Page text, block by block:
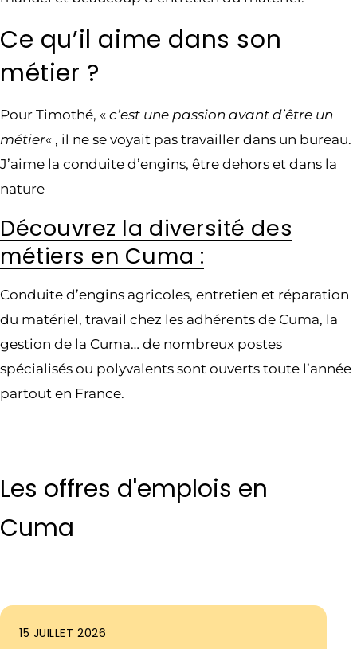
Ce qu’il aime dans son
métier ?
Pour Timothé, « c’est une passion avant d’être un
métier« , il ne se voyait pas travailler dans un bureau.
J’aime la conduite d’engins, être dehors et dans la
nature
Découvrez la diversité des
métiers en Cuma :
Conduite d’engins agricoles, entretien et réparation
du matériel, travail chez les adhérents de Cuma, la
gestion de la Cuma… de nombreux postes
spécialisés ou polyvalents sont ouverts toute l’année
partout en France.
Les offres d'emplois en
Cuma
15 JUILLET 2026